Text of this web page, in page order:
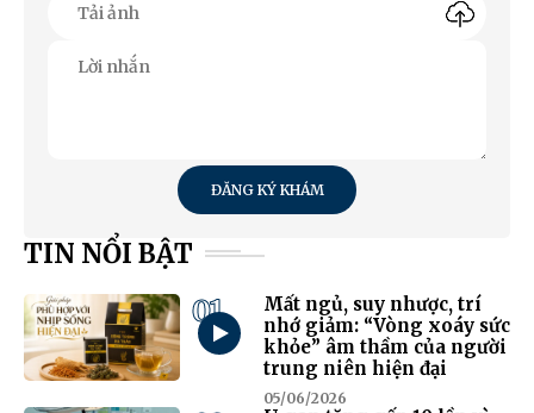
ĐĂNG KÝ KHÁM
TIN NỔI BẬT
01
Mất ngủ, suy nhược, trí
nhớ giảm: “Vòng xoáy sức
khỏe” âm thầm của người
trung niên hiện đại
05/06/2026